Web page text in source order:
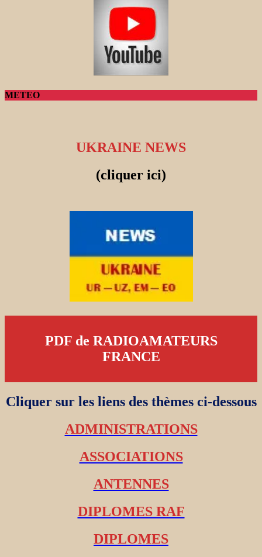
METEO
UKRAINE NEWS
(cliquer ici)
PDF de RADIOAMATEURS
FRANCE
Cliquer sur les liens des thèmes ci-dessous
ADMINISTRATIONS
ASSOCIATIONS
ANTENNES
DIPLOMES RAF
DIPLOMES